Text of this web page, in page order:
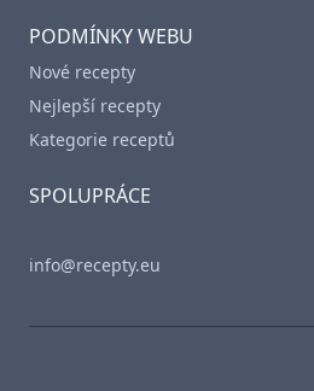
PODMÍNKY WEBU
Nové recepty
Nejlepší recepty
Kategorie receptů
SPOLUPRÁCE
info@recepty.eu